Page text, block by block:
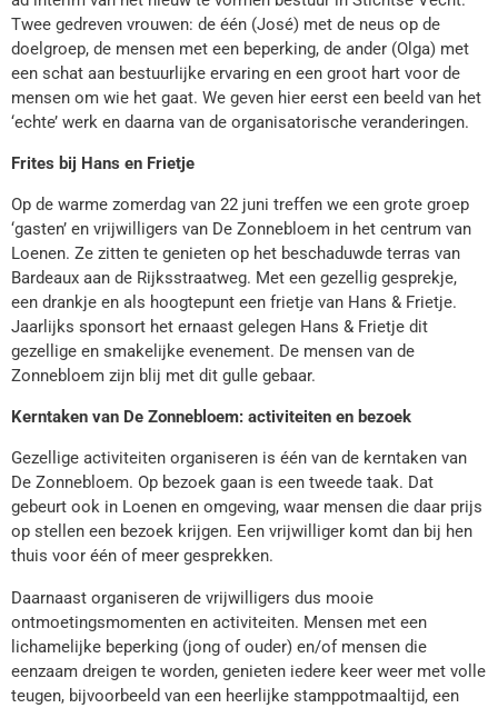
Twee gedreven vrouwen: de één (José) met de neus op de
doelgroep, de mensen met een beperking, de ander (Olga) met
een schat aan bestuurlijke ervaring en een groot hart voor de
mensen om wie het gaat. We geven hier eerst een beeld van het
‘echte’ werk en daarna van de organisatorische veranderingen.
Frites bij Hans en Frietje
Op de warme zomerdag van 22 juni treffen we een grote groep
‘gasten’ en vrijwilligers van De Zonnebloem in het centrum van
Loenen. Ze zitten te genieten op het beschaduwde terras van
Bardeaux aan de Rijksstraatweg. Met een gezellig gesprekje,
een drankje en als hoogtepunt een frietje van Hans & Frietje.
Jaarlijks sponsort het ernaast gelegen Hans & Frietje dit
gezellige en smakelijke evenement. De mensen van de
Zonnebloem zijn blij met dit gulle gebaar.
Kerntaken van De Zonnebloem: activiteiten en bezoek
Gezellige activiteiten organiseren is één van de kerntaken van
De Zonnebloem. Op bezoek gaan is een tweede taak. Dat
gebeurt ook in Loenen en omgeving, waar mensen die daar prijs
op stellen een bezoek krijgen. Een vrijwilliger komt dan bij hen
thuis voor één of meer gesprekken.
Daarnaast organiseren de vrijwilligers dus mooie
ontmoetingsmomenten en activiteiten. Mensen met een
lichamelijke beperking (jong of ouder) en/of mensen die
eenzaam dreigen te worden, genieten iedere keer weer met volle
teugen, bijvoorbeeld van een heerlijke stamppotmaaltijd, een